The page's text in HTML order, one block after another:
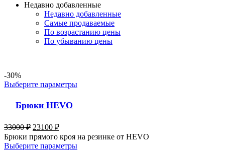
Недавно добавленные
Недавно добавленные
Самые продаваемые
По возрастанию цены
По убыванию цены
-30%
Выберите параметры
Брюки HEVO
33000₽ 23100 ₽
Брюки прямого кроя на резинке от HEVO
Выберите параметры